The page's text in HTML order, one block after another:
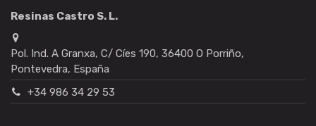
Resinas Castro S. L.
Pol. Ind. A Granxa, C/ Cíes 190, 36400 O Porriño,
Pontevedra, España
+34 986 34 29 53